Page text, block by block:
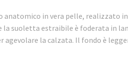
anatomico in vera pelle, realizzato
la suoletta estraibile è foderata in
agevolare la calzata. Il fondo è